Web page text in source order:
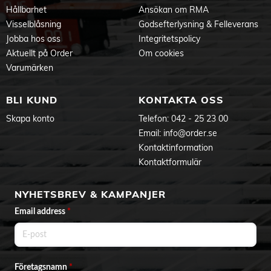
Hållbarhet
Visselblåsning
Jobba hos oss
Aktuellt på Order
Varumärken
Ansökan om RMA
Godsefterlysning & Felleverans
Integritetspolicy
Om cookies
BLI KUND
Skapa konto
KONTAKTA OSS
Telefon: 042 - 25 23 00
Email: info@order.se
Kontaktinformation
Kontaktformulär
NYHETSBREV & KAMPANJER
Email address *
Företagsnamn*